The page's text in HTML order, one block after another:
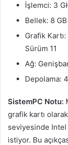
İşlemci: 3
Bellek: 8
Grafik
Sürüm 11
Ağ:
Depolama:
SistemPC Notu:
grafik kartı
seviyesinde Intel
istiyor. Bu